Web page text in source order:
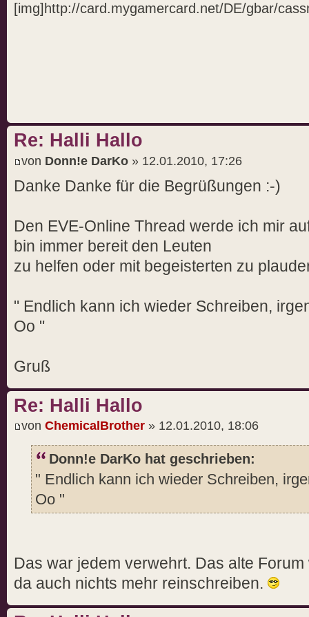
[img]http://card.mygamercard.net/DE/gbar/
Re: Halli Hallo
von Donn!e DarKo » 12.01.2010, 17:26
Danke Danke für die Begrüßungen :-)
Den EVE-Online Thread werde ich mir
bin immer bereit den Leuten
zu helfen oder mit begeisterten zu
" Endlich kann ich wieder Schreiben,
Oo "
Gruß
Re: Halli Hallo
von ChemicalBrother » 12.01.2010, 18:06
Donn!e DarKo hat geschrieben:
" Endlich kann ich wieder Schreiben,
Oo "
Das war jedem verwehrt. Das alte
da auch nichts mehr reinschreiben.